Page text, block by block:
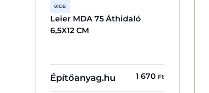
81 DB
Leier MDA 75 Áthidaló
6,5X12 CM
Építőanyag.hu 1 670 Ft